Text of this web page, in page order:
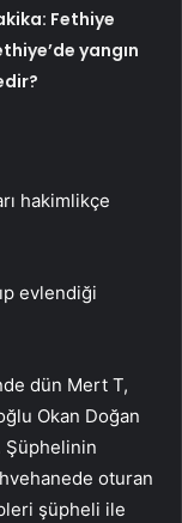
Fethiye
yangın
hakimlikçe
evlendiği
dün Mert T,
Okan Doğan
Şüphelinin
oturan
şüpheli ile